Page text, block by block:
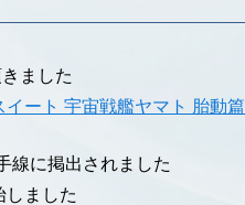
ました
イート 宇宙戦艦ヤマト 胎動篇
線に掲出されました
しました